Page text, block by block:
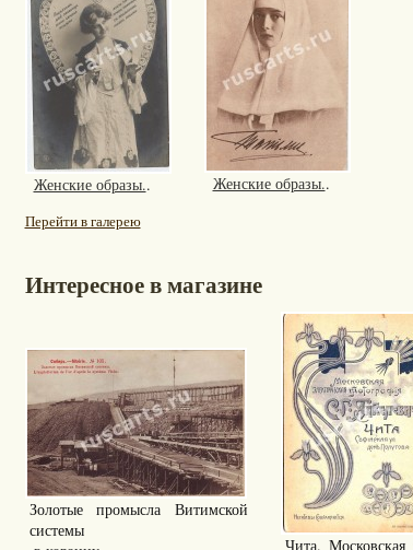
Женские образы.. Женские образы..
Перейти в галерею
Интересное в магазине
Золотые промысла Витимской
системы
Чита. Московская